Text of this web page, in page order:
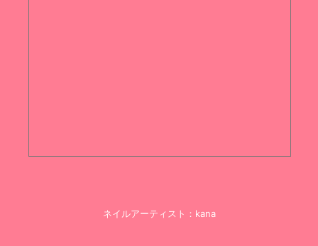
ネイルアーティスト：kana